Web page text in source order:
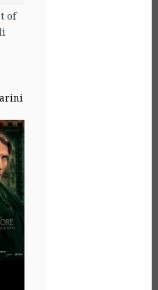
of